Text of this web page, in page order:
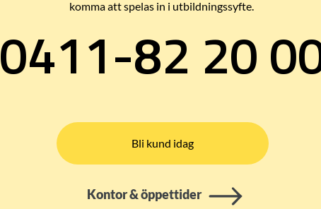
komma att spelas in i utbildningssyfte.
0411-82 20
Bli kund idag
Kontor & öppettider